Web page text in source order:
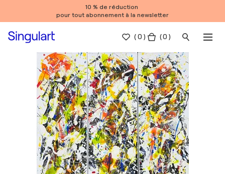
10 % de réduction
pour tout abonnement à la newsletter
(0 ) ( 0 )